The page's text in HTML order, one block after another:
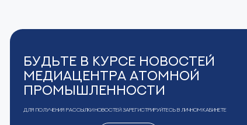
Будьте в курсе новостей
Медиацентра Атомной
Промышленности
Для получения рассылки новостей зарегистрируйтесь в Личном кабинете